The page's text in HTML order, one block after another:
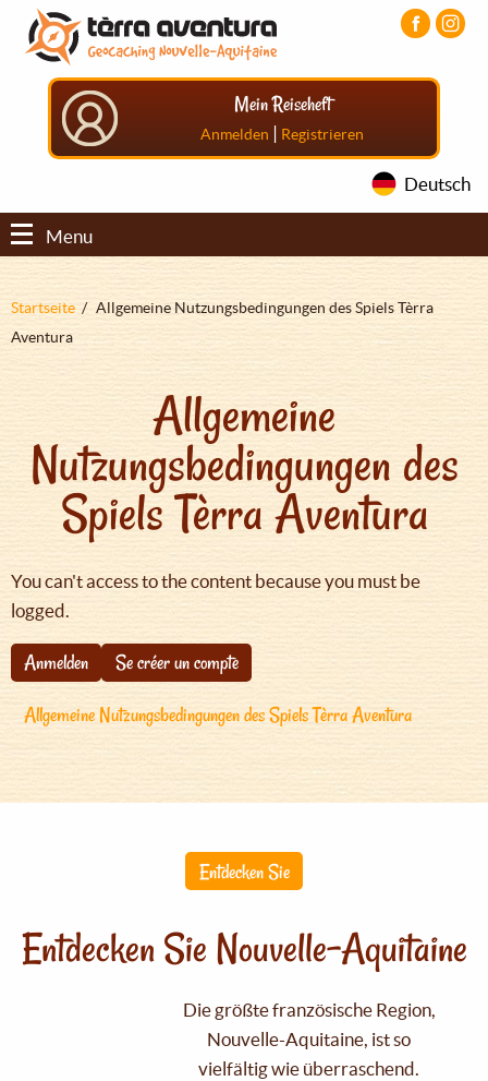
Direkt
zum
Inhalt
Aller
menu
principal
Aller
pied
Mein Reiseheft
Anmelden | Registrieren
Deutsch
Menu
Pfadnavigation
Startseite
Allgemeine Nutzungsbedingungen des Spiels Tèrra
Aventura
Allgemeine
Nutzungsbedingungen des
Spiels Tèrra Aventura
You can't access to the content because you must be
logged.
Anmelden
Se créer un compte
Allgemeine Nutzungsbedingungen des Spiels Tèrra Aventura
Entdecken Sie
Entdecken Sie Nouvelle-Aquitaine
Die größte französische Region,
Nouvelle-Aquitaine, ist so
vielfältig wie überraschend.